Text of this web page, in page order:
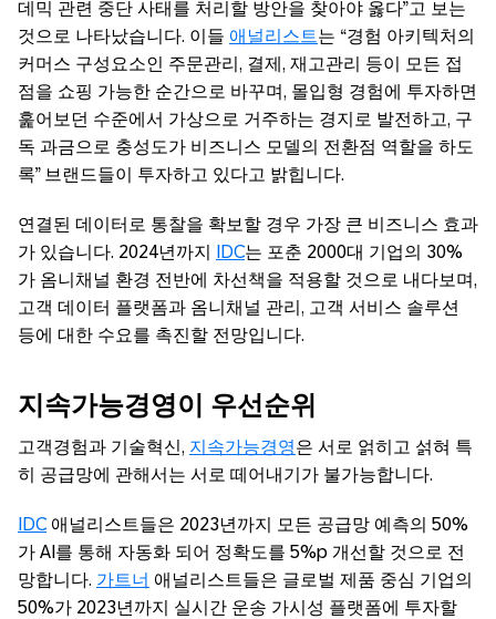
데믹 관련 중단 사태를 처리할 방안을 찾아야 옳다”고 보는
것으로 나타났습니다. 이들 애널리스트는 “경험 아키텍처의
커머스 구성요소인 주문관리, 결제, 재고관리 등이 모든 접
점을 쇼핑 가능한 순간으로 바꾸며, 몰입형 경험에 투자하면
훑어보던 수준에서 가상으로 거주하는 경지로 발전하고, 구
독 과금으로 충성도가 비즈니스 모델의 전환점 역할을 하도
록” 브랜드들이 투자하고 있다고 밝힙니다.
연결된 데이터로 통찰을 확보할 경우 가장 큰 비즈니스 효과
가 있습니다. 2024년까지
IDC는 포춘 2000대 기업의 30%
가 옴니채널 환경 전반에 차선책을 적용할 것으로 내다보며,
고객 데이터 플랫폼과 옴니채널 관리, 고객 서비스 솔루션
등에 대한 수요를 촉진할 전망입니다.
지속가능경영이 우선순위
고객경험과 기술혁신, 지속가능경영은 서로 얽히고 섥혀 특
히 공급망에 관해서는 서로 떼어내기가 불가능합니다.
IDC 애널리스트들은 2023년까지 모든 공급망 예측의 50%
가 AI를 통해 자동화 되어 정확도를 5%p 개선할 것으로 전
망합니다. 가트너 애널리스트들은 글로벌 제품 중심 기업의
50%가 2023년까지 실시간 운송 가시성 플랫폼에 투자할